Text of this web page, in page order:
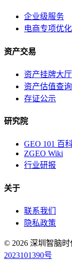
企业级服务
电商专项优化
资产交易
资产挂牌大厅
资产估值查询
存证公示
研究院
GEO 101 百
ZGEO Wiki
行业研报
关于
联系我们
隐私政策
© 2026 深圳智脑
2023101390号